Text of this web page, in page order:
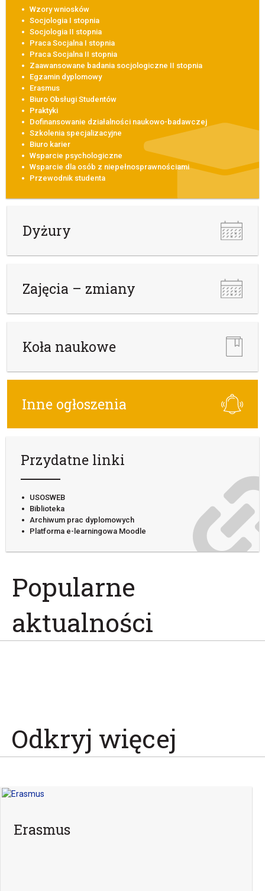
Wzory wniosków
Socjologia I stopnia
Socjologia II stopnia
Praca Socjalna I stopnia
Praca Socjalna II stopnia
Zaawansowane badania socjologiczne II stopnia
Egzamin dyplomowy
Erasmus
Biuro Obsługi Studentów
Praktyki
Dofinansowanie działalności naukowo-badawczej
Szkolenia specjalizacyjne
Biuro karier
Wsparcie psychologiczne
Wsparcie dla osób z niepełnosprawnościami
Przewodnik studenta
Dyżury
Zajęcia – zmiany
Koła naukowe
Inne ogłoszenia
Przydatne linki
USOSWEB
Biblioteka
Archiwum prac dyplomowych
Platforma e-learningowa Moodle
Popularne
aktualności
Odkryj więcej
Erasmus